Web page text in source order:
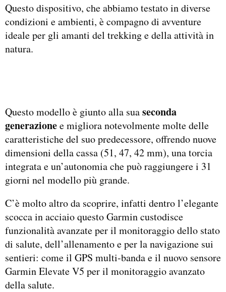
Questo dispositivo, che abbiamo testato in diverse
condizioni e ambienti, è compagno di avventure
ideale per gli amanti del trekking e della attività in
natura.
Questo modello è giunto alla suaseconda
generazionee migliora notevolmente molte delle
caratteristiche del suo predecessore, offrendo nuove
dimensioni della cassa (51, 47, 42 mm), una torcia
integrata e un’autonomia che può raggiungere i 31
giorni nel modello più grande.
C’è molto altro da scoprire, infatti dentro l’elegante
scocca in acciaio questo Garmin custodisce
funzionalità avanzate per il monitoraggio dello stato
di salute, dell’allenamento e per la navigazione sui
sentieri: come il GPS multi-banda e il nuovo sensore
Garmin Elevate V5 per il monitoraggio avanzato
della salute.